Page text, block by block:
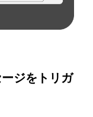
ジをトリガ